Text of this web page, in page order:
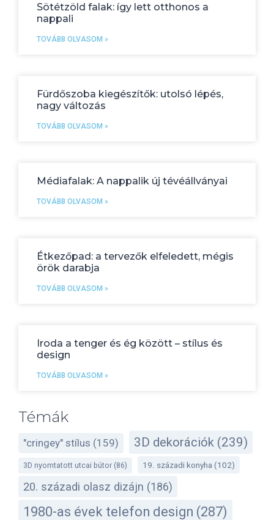
Sötétzöld falak: így lett otthonos a
nappali
TOVÁBB OLVASOM »
Fürdőszoba kiegészítők: utolsó lépés,
nagy változás
TOVÁBB OLVASOM »
Médiafalak: A nappalik új tévéállványai
TOVÁBB OLVASOM »
Étkezőpad: a tervezők elfeledett, mégis
örök darabja
TOVÁBB OLVASOM »
Iroda a tenger és ég között – stílus és
design
TOVÁBB OLVASOM »
Témák
"cringey" stílus (159) 3D dekorációk (239)
3D nyomtatott utcai bútor (86) 19. századi konyha (102)
20. századi olasz dizájn (186)
1980-as évek telefon design (287)